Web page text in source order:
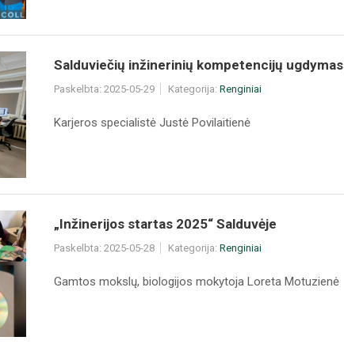
Salduviečių inžinerinių kompetencijų ugdymas
Paskelbta: 2025-05-29 Kategorija: Renginiai
Karjeros specialistė Justė Povilaitienė
„Inžinerijos startas 2025“ Salduvėje
Paskelbta: 2025-05-28 Kategorija: Renginiai
Gamtos mokslų, biologijos mokytoja Loreta Motuzienė